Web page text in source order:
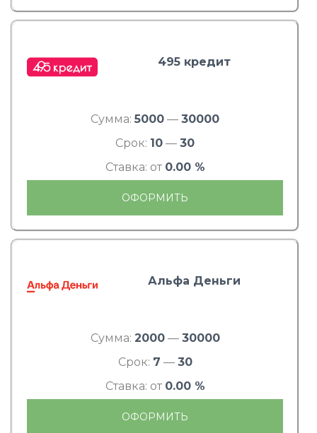
495 кредит
Сумма: 5000 — 30000
Срок: 10 — 30
Ставка: от 0.00 %
ОФОРМИТЬ
Альфа Деньги
Сумма: 2000— 30000
Срок: 7 — 30
Ставка: от 0.00 %
ОФОРМИТЬ